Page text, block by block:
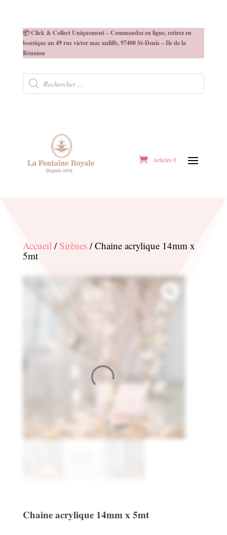
📦 Click & Collect Uniquement – Commandez en ligne, retirez en
boutique au 49 rue victor mac auliffe, 97400 St-Denis – Ile de la
Réunion
Recherche
produits
Articles 0
Accueil/ Sirènes/ Chaine acrylique 14mm x
5mt
Chaine acrylique 14mm x 5mt